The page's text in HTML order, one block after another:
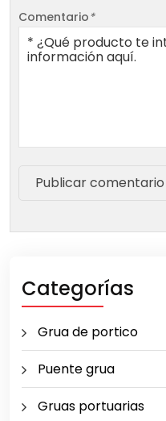
Comentario*
Publicar comentario
Categorías
Grua de portico
Puente grua
Gruas portuarias